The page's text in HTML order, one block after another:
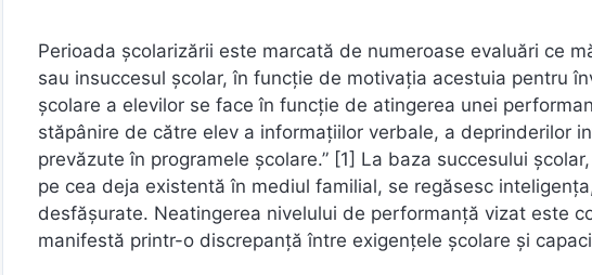
Perioada școlarizării este marcată de numeroase evaluări ce
sau insuccesul școlar, în funcție de motivația acestuia pentru
școlare a elevilor se face în funcție de atingerea unei
stăpânire de către elev a informațiilor verbale, a deprinderilor
prevăzute în programele școlare.” [1] La baza succesului
pe cea deja existentă în mediul familial, se regăsesc
desfășurate. Neatingerea nivelului de performanță vizat este
manifestă printr-o discrepanță între exigențele școlare și